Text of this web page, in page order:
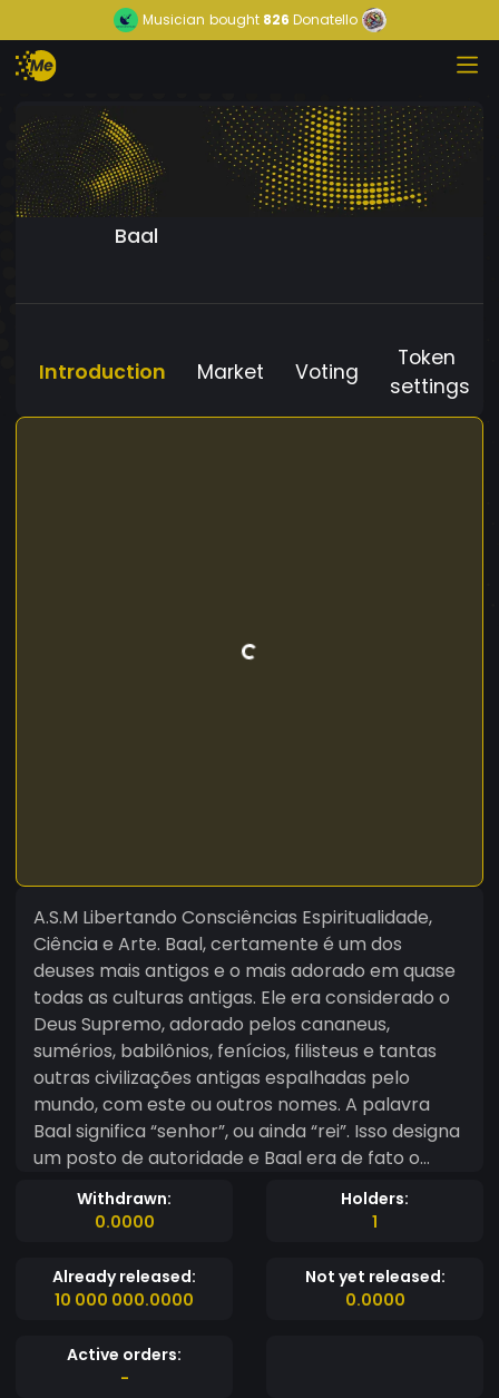
Musician bought826 Donatello
Baal
Introduction Market Voting
Token
settings
A.S.M Libertando Consciências Espiritualidade,
Ciência e Arte. Baal, certamente é um dos
deuses mais antigos e o mais adorado em quase
todas as culturas antigas. Ele era considerado o
Deus Supremo, adorado pelos cananeus,
sumérios, babilônios, fenícios, filisteus e tantas
outras civilizações antigas espalhadas pelo
mundo, com este ou outros nomes. A palavra
Baal significa “senhor”, ou ainda “rei”. Isso designa
um posto de autoridade e Baal era de fato o
Deus Superior do panteão destes povos, segundo
as tradições antigas. Assim, Baal está
também chamado de Baal ''Zabull” que significa
Príncipe Baal. Considerando que ter poder sobre
Humano, Baal estava lá para legitimar esse
desejo, pois Baal representava o poder absoluto
Withdrawn:
0.0000
Holders:
1
Already released:
10 000 000.0000
Not yet released:
0.0000
Active orders:
-